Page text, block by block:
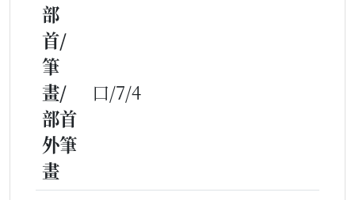
部
首/
筆
畫/
部首
外筆
畫
口/7/4